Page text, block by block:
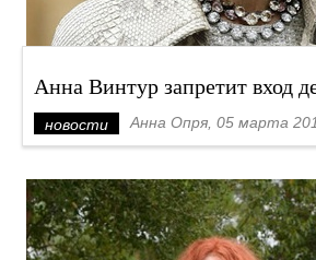
Анна Винтур запретит вход
новости Анна Опря, 05 марта